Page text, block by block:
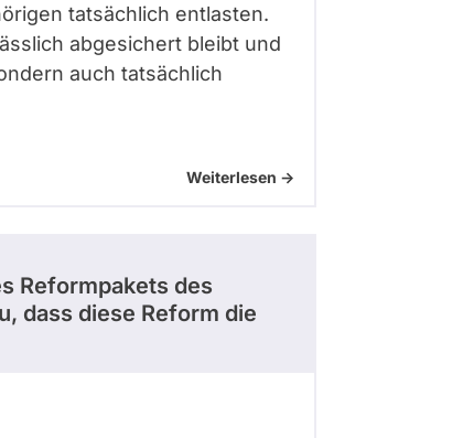
tatsächlich entlasten.
abgesichert bleibt und
auch tatsächlich
Weiterlesen ->
Reformpakets des
dass diese Reform die